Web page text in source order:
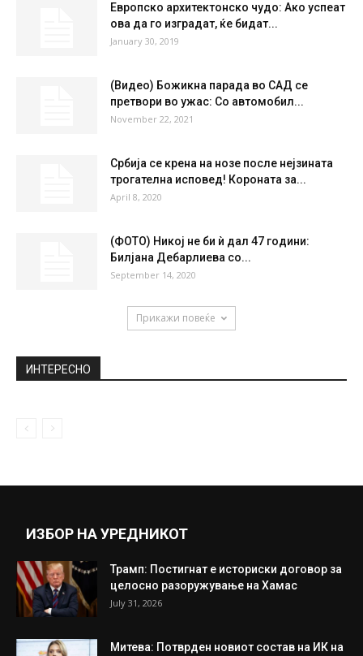
Европско архитектонско чудо: Ако успеат
ова да го изградат, ќе бидат...
January 30, 2019
(Видео) Божикна парада во САД се
претвори во ужас: Со автомобил...
November 22, 2021
Србија се крена на нозе после нејзината
трогателна исповед! Короната за...
April 8, 2020
(ФОТО) Никој не би ѝ дал 47 години:
Билјана Дебарлиева со...
September 14, 2020
Прикажи повеќе
ИНТЕРЕСНО
ИЗБОР НА УРЕДНИКОТ
Трамп: Постигнат е историски договор за
целосно разоружување на Хамас
July 31, 2026
Митева: Потврден новиот состав на ИК на